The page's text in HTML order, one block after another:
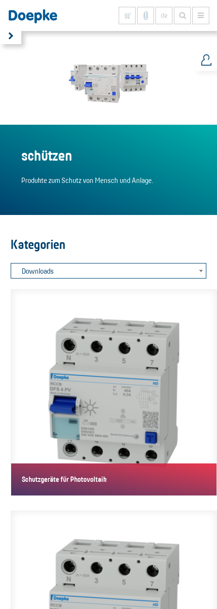
de
schützen
Produkte zum Schutz von Mensch und Anlage.
Kategorien
Downloads
Schutzgeräte für Photovoltaik
Produkte speziell für den Einsatz in Photovoltaikanlagen.